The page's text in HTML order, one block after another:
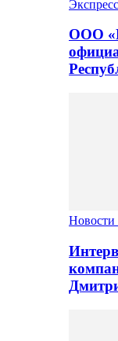
ООО
Новости